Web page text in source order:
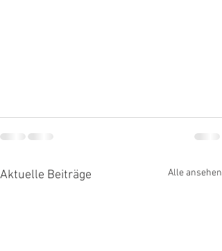
Aktuelle Beiträge Alle ansehen